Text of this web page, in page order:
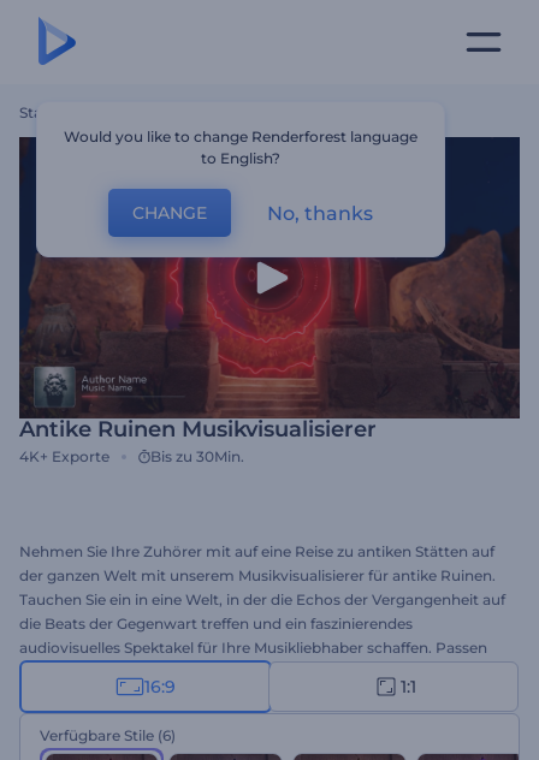
Startseite
Antike Ruinen Musikvisualisierer
4K+ Exporte Bis zu 30Min.
Nehmen Sie Ihre Zuhörer mit auf eine Reise zu antiken Stätten auf
der ganzen Welt mit unserem Musikvisualisierer für antike Ruinen.
Tauchen Sie ein in eine Welt, in der die Echos der Vergangenheit auf
die Beats der Gegenwart treffen und ein faszinierendes
audiovisuelles Spektakel für Ihre Musikliebhaber schaffen. Passen
Sie die Vorlage mit dem Titel Ihres Titels und dem Namen Ihres
Künstlers an, laden Sie Ihre Musik hoch und präsentieren Sie Ihr
Meisterwerk auf Musik-Streaming-Plattformen, um Ihre
Fangemeinde zu erweitern. Perfekt für DJs, Musikproduzenten
16:9 1:1
Verfügbare Stile (6)
Would you like to change Renderforest language
to English?
CHANGE No, thanks